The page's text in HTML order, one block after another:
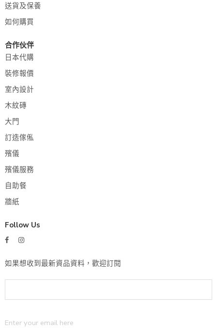
送貨及保養
如何購買
合作伙伴
日本代購
裝修報價
室內設計
木紋磚
大門
訂造傢俬
殯儀
殯儀服務
自助餐
牆紙
Follow Us
如果想收到最新資品資料，歡迎訂閱